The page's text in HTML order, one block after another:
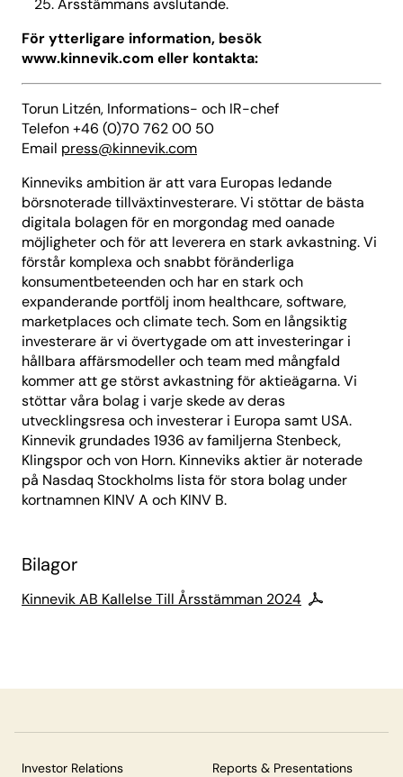
Årsstämmans avslutande.
För ytterligare information, besök
www.kinnevik.com eller kontakta:
Torun Litzén, Informations- och IR-chef
Telefon +46 (0)70 762 00 50
Email press@kinnevik.com
Kinneviks ambition är att vara Europas ledande
börsnoterade tillväxtinvesterare. Vi stöttar de bästa
digitala bolagen för en morgondag med oanade
möjligheter och för att leverera en stark avkastning. Vi
förstår komplexa och snabbt föränderliga
konsumentbeteenden och har en stark och
expanderande portfölj inom healthcare, software,
marketplaces och climate tech. Som en långsiktig
investerare är vi övertygade om att investeringar i
hållbara affärsmodeller och team med mångfald
kommer att ge störst avkastning för aktieägarna. Vi
stöttar våra bolag i varje skede av deras
utvecklingsresa och investerar i Europa samt USA.
Kinnevik grundades 1936 av familjerna Stenbeck,
Klingspor och von Horn. Kinneviks aktier är noterade
på Nasdaq Stockholms lista för stora bolag under
kortnamnen KINV A och KINV B.
Bilagor
Kinnevik AB Kallelse Till Årsstämman 2024
Investor Relations Reports & Presentations